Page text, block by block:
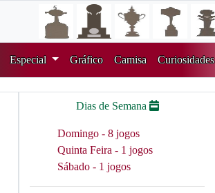
Especial Gráfico Camisa Curiosidades
Dias de Semana
Domingo - 8 jogos
Quinta Feira - 1 jogos
Sábado - 1 jogos